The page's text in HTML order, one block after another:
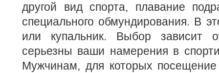
другой вид спорта, плавание
специального обмундирования. В
или купальник. Выбор зависит
серьезны ваши намерения в
Мужчинам, для которых посещение